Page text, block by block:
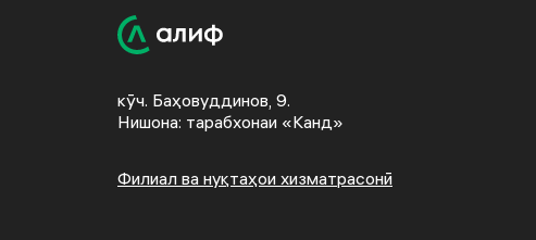
кӯч. Баҳовуддинов, 9.
Нишона: тарабхонаи «Канд»
Филиал ва нуқтаҳои хизматрасонӣ